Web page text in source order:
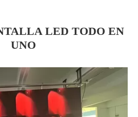
LED TODO EN
UNO